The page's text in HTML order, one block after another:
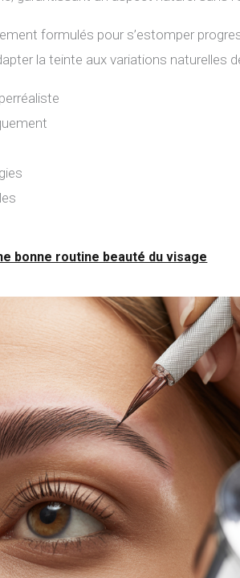
formulés pour s’estomper
la teinte aux variations naturelles
bonne routine beauté du visage